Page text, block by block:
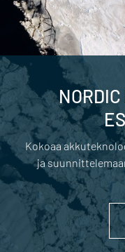
Kokoaa
ja